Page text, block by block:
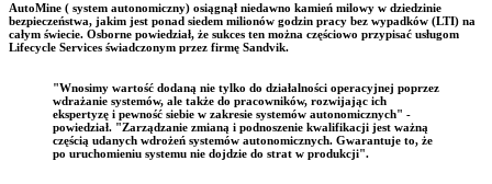
AutoMine ( system autonomiczny) osiągnął niedawno kamień milowy w dziedzinie
bezpieczeństwa, jakim jest ponad siedem milionów godzin pracy bez wypadków (LTI) na
całym świecie. Osborne powiedział, że sukces ten można częściowo przypisać usługom
Lifecycle Services świadczonym przez firmę Sandvik.
"Wnosimy wartość dodaną nie tylko do działalności operacyjnej poprzez
wdrażanie systemów, ale także do pracowników, rozwijając ich
ekspertyzę i pewność siebie w zakresie systemów autonomicznych" -
powiedział. "Zarządzanie zmianą i podnoszenie kwalifikacji jest ważną
częścią udanych wdrożeń systemów autonomicznych. Gwarantuje to, że
po uruchomieniu systemu nie dojdzie do strat w produkcji".